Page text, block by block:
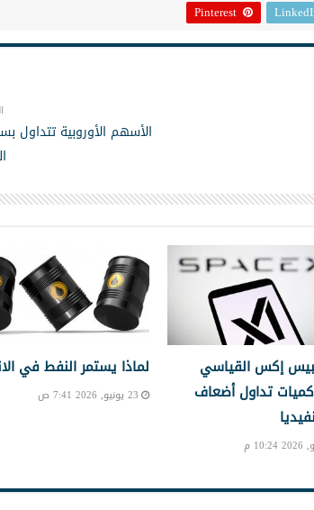
Pinterest
الأسهم الأوروبية تتداول
إكس القياسي
تداول أضعاف
لماذا يستمر النفط في
23 يونيو, 2026 7:41 ص